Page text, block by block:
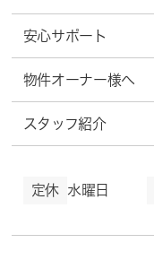
安心サポート
物件オーナー様へ
スタッフ紹介
定休 水曜日